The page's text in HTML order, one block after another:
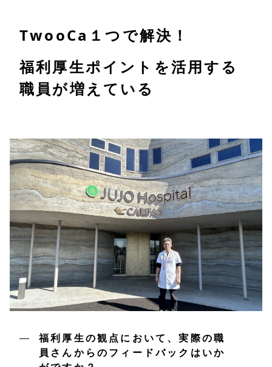
TwooCa１つで解決！
福利厚生ポイントを活用する
職員が増えている
福利厚生の観点において、実際の職
員さんからのフィードバックはいか